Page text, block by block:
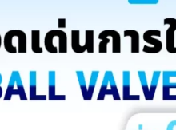
BUTTERFLY VALVE LEVER
(YORK)
BUTTERFLY VALVE GEAR
(YORK)
KNIFE GATE VALVE